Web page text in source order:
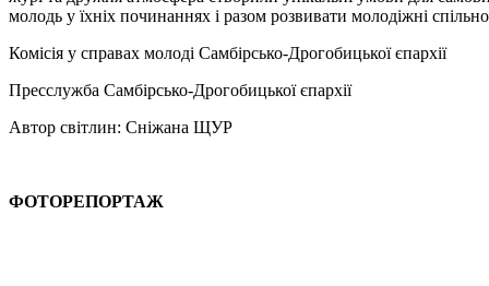
молодь у їхніх починаннях і разом розвивати молодіжні
Комісія у справах молоді Самбірсько-Дрогобицької єпархії
Пресслужба Самбірсько-Дрогобицької єпархії
Автор світлин: Сніжана ЩУР
ФОТОРЕПОРТАЖ